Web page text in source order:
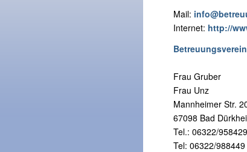
Mail:
Internet: http://
Frau Gruber
Frau Unz
Mannheimer Str.
67098 Bad
Tel.: 06322/
Tel: 06322/